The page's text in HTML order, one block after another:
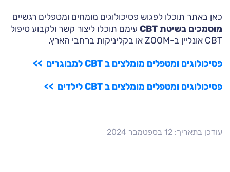
כאן באתר תוכלו לפגוש פסיכולוגים מומחים ומטפלים רגשיים
מוסמכים בשיטת CBT
עימם תוכלו ליצור קשר ולקבוע טיפול
CBT אונליין ב-ZOOM או בקליניקות ברחבי הארץ.
פסיכולוגים ומטפלים מומלצים ב CBT למבוגרים >>
פסיכולוגים ומטפלים מומלצים ב CBT לילדים >>
עודכן בתאריך: 12 בספטמבר 2024